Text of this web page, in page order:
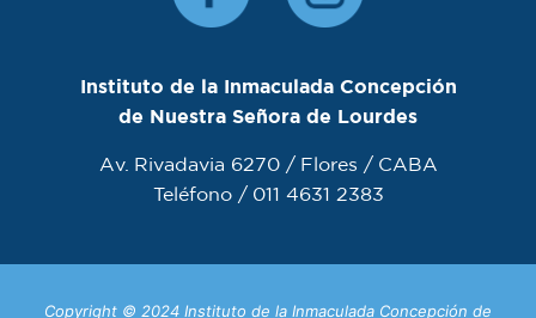
Instituto de la Inmaculada Concepción
de Nuestra Señora de Lourdes
Av. Rivadavia 6270 / Flores / CABA
Teléfono / 011 4631 2383
Copyright © 2024 Instituto de la Inmaculada Concepción de